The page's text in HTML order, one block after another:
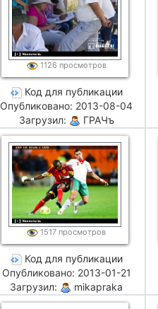
1126 просмотров
Код для публикации
Опубликовано: 2013-08-04
Загрузил:
ГРАЧъ
1517 просмотров
Код для публикации
Опубликовано: 2013-01-21
Загрузил:
mikapraka